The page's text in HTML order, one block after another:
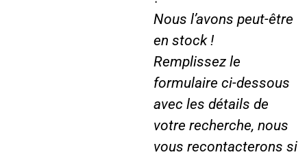
Nous l’avons peut-être
en stock !
Remplissez le
formulaire ci-dessous
avec les détails de
votre recherche, nous
vous recontacterons si